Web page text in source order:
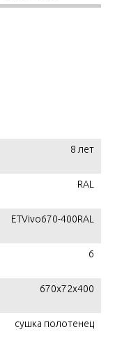
8 лет
RAL
ETVivo670-400RAL
6
670x72x400
сушка полотенец